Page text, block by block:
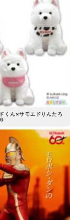
くん×サモエドりんたろ